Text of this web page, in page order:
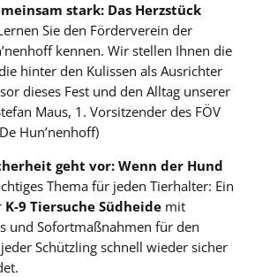
stark: Das Herzstück
Sie den Förderverein der
kennen. Wir stellen Ihnen die
hinter den Kulissen als Ausrichter
dieses Fest und den Alltag unserer
Maus, 1. Vorsitzender des FÖV
Hun’nenhoff)
geht vor: Wenn der Hund
Thema für jeden Tierhalter: Ein
K-9 Tiersuche Südheidemit
und Sofortmaßnahmen für den
Schützling schnell wieder sicher